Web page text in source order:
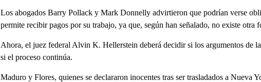
Los abogados Barry Pollack y Mark Donnelly advirtieron que podrían verse
permite recibir pagos por su trabajo, ya que, según han señalado, no existe otra
Ahora, el juez federal Alvin K. Hellerstein deberá decidir si los argumentos de
si el proceso continúa.
Maduro y Flores, quienes se declararon inocentes tras ser trasladados a Nueva